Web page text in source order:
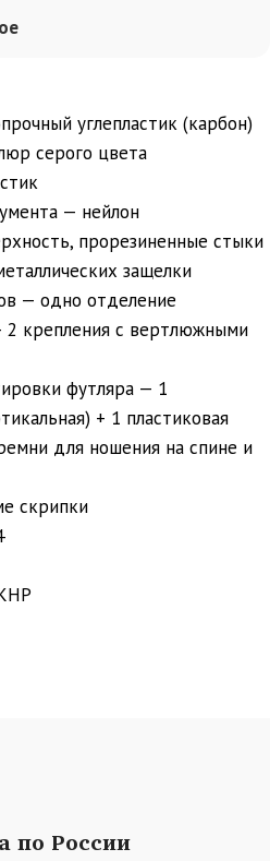
углепластик (карбон)
серого цвета
— нейлон
прорезиненные стыки
защелки
— одно отделение
крепления с вертлюжными
футляра — 1
+ 1 пластиковая
для ношения на спине и
скрипки
по России